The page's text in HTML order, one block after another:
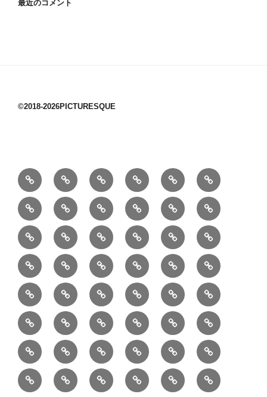
最近のコメント
©2018-2026PICTURESQUE
1/10：
材
料
10/10：
ジ
ュ
エ
リ
ー
2/10：
製
作
3/10：
は
ぎ
れ
4/10：
Ｈ
Ｍ
Ｂ
教
室
5/10：
事
業
6/10：
読
書
7/10：
食・
健
康
8/10：
リ
フ
ォ
ー
ム
9/10：
コ
ー
デ
creema
で
販
売
中
の
ハ
ン
ド
メ
イ
ド
バ
①
入
園
バ
ッ
グ
セ
ッ
ト
②
半
月
型
③
巾
着
袋
（縦
長）
④
巾
着
袋
（小）
⑤
巾
着
シ
ョ
ル
ダ
ー
⑥
小
動
物
用
小
物
⑦
リ
ュ
ッ
ク
⑧
メ
ッ
セ
ン
ジ
ャ
ー
⑨
ミ
シ
ン
カ
バ
ー
⑩
マ
チ
無
し
シ
ョ
ル
ダ
⑪
マ
ス
ク
⑫
ポ
ー
チ
⑬
ボ
デ
ィ
ー
バ
ッ
グ
⑭
ボ
ッ
ク
ス
型
⑮
ボ
ス
ト
ン
⑯
ヘ
ル
メ
ッ
ト
バ
⑰
ピ
ン
タ
ッ
ク
バ
⑱
ビ
ジ
ネ
ス
バ
ッ
⑲
バ
ニ
テ
ィ
ー
⑳
ハ
ン
ド
バ
お
取
引
の
流
お
問
合
せ
及
デ
ジ
タ
ル
コ
デ
ジ
タ
ル
コ
ブ
ロ
グ
プ
ラ
イ
バ
ラ
ン
デ
ィ
ル
ー
ル
レ
ン
タ
ル
レ
ン
タ
ル
㉑
イ
ン
テ
㉒
エ
㉓
楽
㉔
ナ
㉕
ド
㉖
ド
㉗
オ